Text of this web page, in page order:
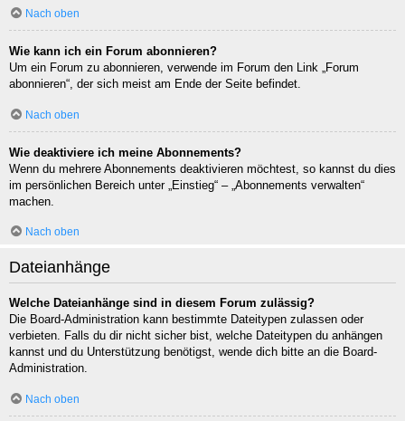
Nach oben
Wie kann ich ein Forum abonnieren?
Um ein Forum zu abonnieren, verwende im Forum den Link „Forum
abonnieren“, der sich meist am Ende der Seite befindet.
Nach oben
Wie deaktiviere ich meine Abonnements?
Wenn du mehrere Abonnements deaktivieren möchtest, so kannst du dies
im persönlichen Bereich unter „Einstieg“ – „Abonnements verwalten“
machen.
Nach oben
Dateianhänge
Welche Dateianhänge sind in diesem Forum zulässig?
Die Board-Administration kann bestimmte Dateitypen zulassen oder
verbieten. Falls du dir nicht sicher bist, welche Dateitypen du anhängen
kannst und du Unterstützung benötigst, wende dich bitte an die Board-
Administration.
Nach oben